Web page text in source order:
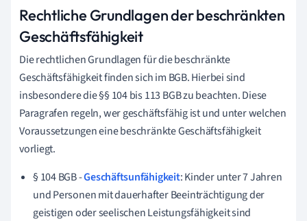
Rechtliche Grundlagen der beschränkten
Geschäftsfähigkeit
Die rechtlichen Grundlagen für die beschränkte
Geschäftsfähigkeit finden sich im BGB. Hierbei sind
insbesondere die §§ 104 bis 113 BGB zu beachten. Diese
Paragrafen regeln, wer geschäftsfähig ist und unter welchen
Voraussetzungen eine beschränkte Geschäftsfähigkeit
vorliegt.
§ 104 BGB -Geschäftsunfähigkeit: Kinder unter 7 Jahren
und Personen mit dauerhafter Beeinträchtigung der
geistigen oder seelischen Leistungsfähigkeit sind